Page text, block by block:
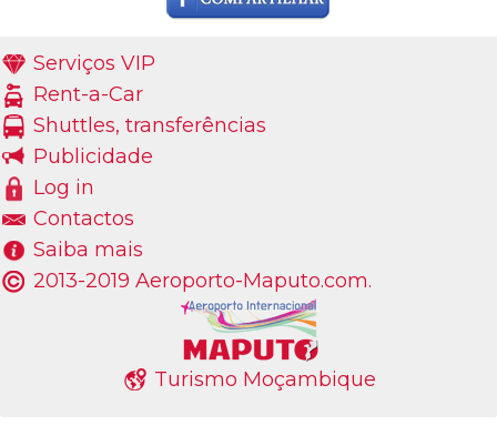
Serviços VIP
Rent-a-Car
Shuttles, transferências
Publicidade
Log in
Contactos
Saiba mais
2013-2019 Aeroporto-Maputo.com.
Turismo Moçambique